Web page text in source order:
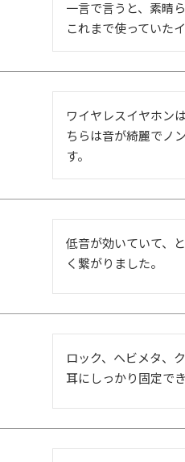
一言で言うと、素晴ら
これまで使っていた
ワイヤレスイヤホン
ちらは音が綺麗でノ
す。
低音が効いていて、
く繋がりました。
ロック、ヘビメタ、
耳にしっかり固定で